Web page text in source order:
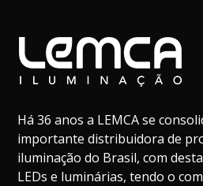
Há 36 anos a LEMCA se
importante distribuidora de
iluminação do Brasil, com
LEDs e luminárias, tendo o